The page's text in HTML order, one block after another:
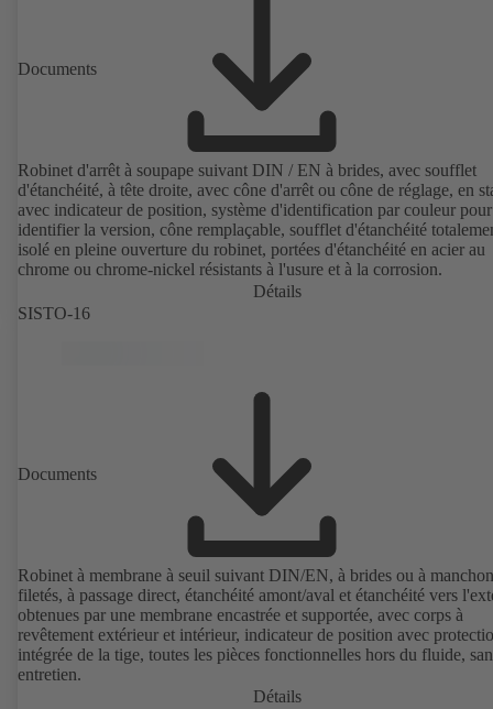
Documents
Robinet d'arrêt à soupape suivant DIN / EN à brides, avec soufflet
d'étanchéité, à tête droite, avec cône d'arrêt ou cône de réglage, en
avec indicateur de position, système d'identification par couleur pour
identifier la version, cône remplaçable, soufflet d'étanchéité
isolé en pleine ouverture du robinet, portées d'étanchéité en acier au
chrome ou chrome-nickel résistants à l'usure et à la corrosion.
Détails
SISTO-16
Documents
Robinet à membrane à seuil suivant DIN/EN, à brides ou à
filetés, à passage direct, étanchéité amont/aval et étanchéité vers
obtenues par une membrane encastrée et supportée, avec corps à
revêtement extérieur et intérieur, indicateur de position avec
intégrée de la tige, toutes les pièces fonctionnelles hors du fluide,
entretien.
Détails